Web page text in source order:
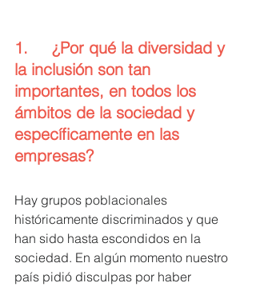
1.     ¿Por qué la diversidad y
la inclusión son tan
importantes, en todos los
ámbitos de la sociedad y
específicamente en las
empresas?
Hay grupos poblacionales
históricamente discriminados y que
han sido hasta escondidos en la
sociedad. En algún momento nuestro
país pidió disculpas por haber